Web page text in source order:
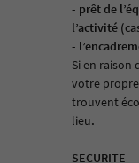
- prêt de
l’activité
-
Si en raison
votrepropre
trouvent
lieu.
SECURITE